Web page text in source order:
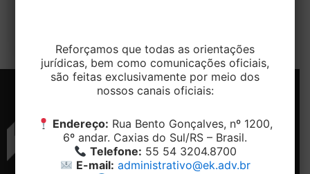
Reforçamos que todas as orientações
jurídicas, bem como comunicações oficiais,
são feitas exclusivamente por meio dos
nossos canais oficiais:
Endereço: Rua Bento Gonçalves, nº 1200,
6º andar. Caxias do Sul/RS – Brasil.
Telefone: 55 54 3204.8700
E-mail: administrativo@ek.adv.br